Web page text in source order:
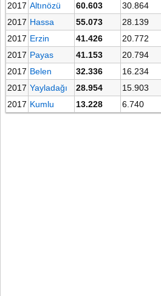
2017 Altınözü 60.603 30.864
2017 Hassa 55.073 28.139
2017 Erzin 41.426 20.772
2017 Payas 41.153 20.794
2017 Belen 32.336 16.234
2017 Yayladağı 28.954 15.903
2017 Kumlu 13.228 6.740